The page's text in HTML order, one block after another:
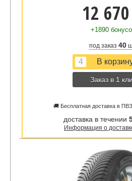
12 670
+1890
под заказ 40
Заказ в 1
🚚 Бесплатная доставка в
доставка в течении
Информация о